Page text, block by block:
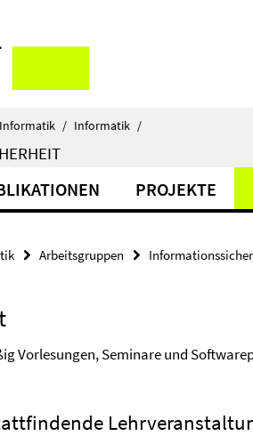
/ Informatik /
PROJEKTE
Arbeitsgruppen
Vorlesungen, Seminare und